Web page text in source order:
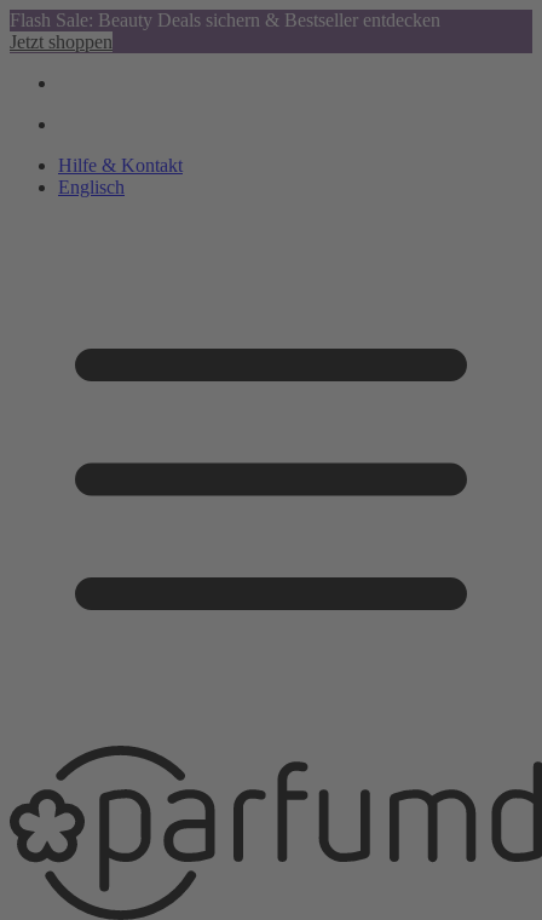
Flash Sale: Beauty Deals sichern & Bestseller entdecken
Jetzt shoppen
Hilfe & Kontakt
Englisch